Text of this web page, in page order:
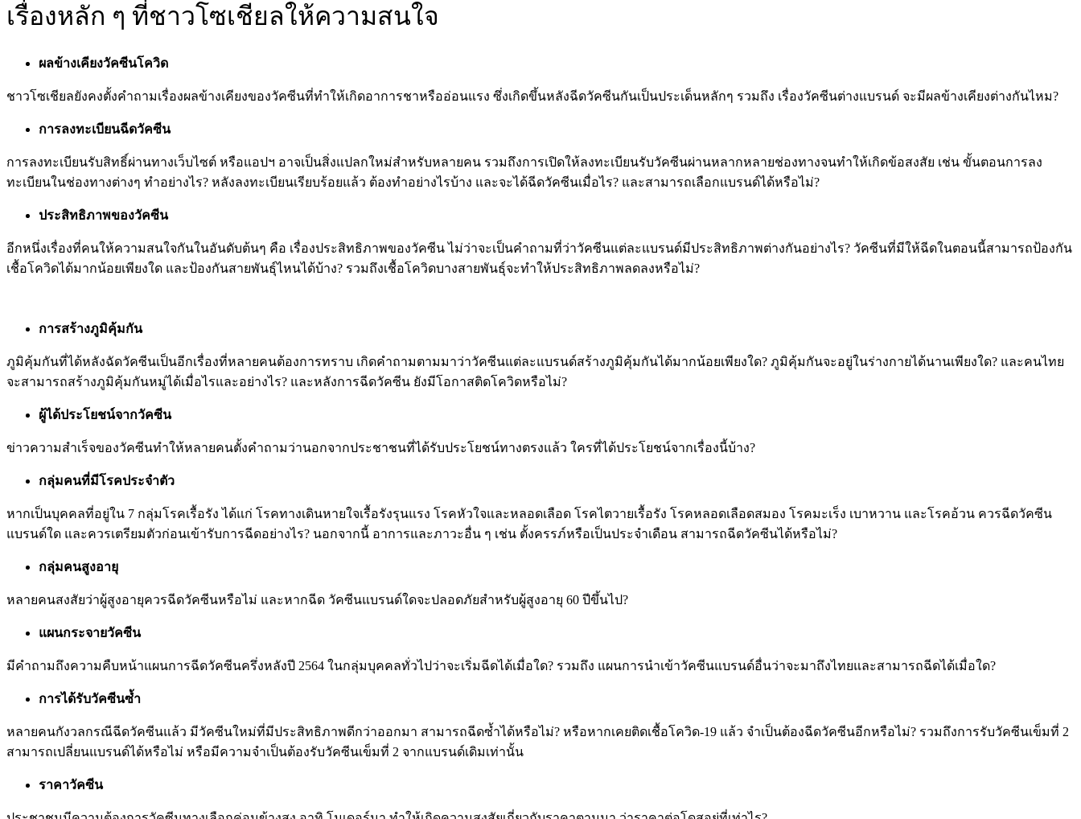
เรื่องหลัก ๆ ที่ชาวโซเชียลให้ความสนใจ
ผลข้างเคียงวัคซีนโควิด
ชาวโซเชียลยังคงตั้งคำถามเรื่องผลข้างเคียงของวัคซีนที่ทำให้เกิดอาการชาหรืออ่อนแรง ซึ่งเกิดขึ้นหลังฉีดวัคซีนกันเป็นประเด็นหลักๆ รวมถึง เรื่องวัคซีนต่างแบรนด์ จะมีผลข้างเคียงต่างกันไหม?
การลงทะเบียนฉีดวัคซีน
การลงทะเบียนรับสิทธิ์ผ่านทางเว็บไซต์ หรือแอปฯ อาจเป็นสิ่งแปลกใหม่สำหรับหลายคน รวมถึงการเปิดให้ลงทะเบียนรับวัคซีนผ่านหลากหลายช่องทางจนทำให้เกิดข้อสงสัย เช่น ขั้นตอนการลง
ทะเบียนในช่องทางต่างๆ ทำอย่างไร? หลังลงทะเบียนเรียบร้อยแล้ว ต้องทำอย่างไรบ้าง และจะได้ฉีดวัคซีนเมื่อไร? และสามารถเลือกแบรนด์ได้หรือไม่?
ประสิทธิภาพของวัคซีน
อีกหนึ่งเรื่องที่คนให้ความสนใจกันในอันดับต้นๆ คือ เรื่องประสิทธิภาพของวัคซีน ไม่ว่าจะเป็นคำถามที่ว่าวัคซีนแต่ละแบรนด์มีประสิทธิภาพต่างกันอย่างไร? วัคซีนที่มีให้ฉีดในตอนนี้สามารถป้องกัน
เชื้อโควิดได้มากน้อยเพียงใด และป้องกันสายพันธุ์ไหนได้บ้าง? รวมถึงเชื้อโควิดบางสายพันธุ์จะทำให้ประสิทธิภาพลดลงหรือไม่?
การสร้างภูมิคุ้มกัน
ภูมิคุ้มกันที่ได้หลังฉัดวัคซีนเป็นอีกเรื่องที่หลายคนต้องการทราบ เกิดคำถามตามมาว่าวัคซีนแต่ละแบรนด์สร้างภูมิคุ้มกันได้มากน้อยเพียงใด? ภูมิคุ้มกันจะอยู่ในร่างกายได้นานเพียงใด? และคนไทย
จะสามารถสร้างภูมิคุ้มกันหมู่ได้เมื่อไรและอย่างไร? และหลังการฉีดวัคซีน ยังมีโอกาสติดโควิดหรือไม่?
ผู้ได้ประโยชน์จากวัคซีน
ข่าวความสำเร็จของวัคซีนทำให้หลายคนตั้งคำถามว่านอกจากประชาชนที่ได้รับประโยชน์ทางตรงแล้ว ใครที่ได้ประโยชน์จากเรื่องนี้บ้าง?
กลุ่มคนที่มีโรคประจำตัว
หากเป็นบุคคลที่อยู่ใน 7 กลุ่มโรคเรื้อรัง ได้แก่ โรคทางเดินหายใจเรื้อรังรุนแรง โรคหัวใจและหลอดเลือด โรคไตวายเรื้อรัง โรคหลอดเลือดสมอง โรคมะเร็ง เบาหวาน และโรคอ้วน ควรฉีดวัคซีน
แบรนด์ใด และควรเตรียมตัวก่อนเข้ารับการฉีดอย่างไร? นอกจากนี้ อาการและภาวะอื่น ๆ เช่น ตั้งครรภ์หรือเป็นประจำเดือน สามารถฉีดวัคซีนได้หรือไม่?
กลุ่มคนสูงอายุ
หลายคนสงสัยว่าผู้สูงอายุควรฉีดวัคซีนหรือไม่ และหากฉีด วัคซีนแบรนด์ใดจะปลอดภัยสำหรับผู้สูงอายุ 60 ปีขึ้นไป?
แผนกระจายวัคซีน
มีคำถามถึงความคืบหน้าแผนการฉีดวัคซีนครึ่งหลังปี 2564 ในกลุ่มบุคคลทั่วไปว่าจะเริ่มฉีดได้เมื่อใด? รวมถึง แผนการนำเข้าวัคซีนแบรนด์อื่นว่าจะมาถึงไทยและสามารถฉีดได้เมื่อใด?
การได้รับวัคซีนซ้ำ
หลายคนกังวลกรณีฉีดวัคซีนแล้ว มีวัคซีนใหม่ที่มีประสิทธิภาพดีกว่าออกมา สามารถฉีดซ้ำได้หรือไม่? หรือหากเคยติดเชื้อโควิด-19 แล้ว จำเป็นต้องฉีดวัคซีนอีกหรือไม่? รวมถึงการรับวัคซีนเข็มที่ 2
สามารถเปลี่ยนแบรนด์ได้หรือไม่ หรือมีความจำเป็นต้องรับวัคซีนเข็มที่ 2 จากแบรนด์เดิมเท่านั้น
ราคาวัคซีน